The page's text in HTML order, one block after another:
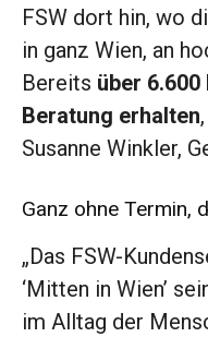
FSW dort hin, wo
in ganz Wien, an
Bereits über
Beratung erhalten
Susanne Winkler,
Ganz ohne Termin,
„Das FSW-
‘Mitten in Wien’
im Alltag der